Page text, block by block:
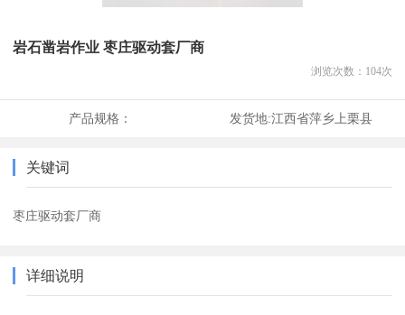
岩石凿岩作业 枣庄驱动套厂商
浏览次数： 104次
产品规格： 发货地:江西省萍乡上栗县
关键词
枣庄驱动套厂商
详细说明